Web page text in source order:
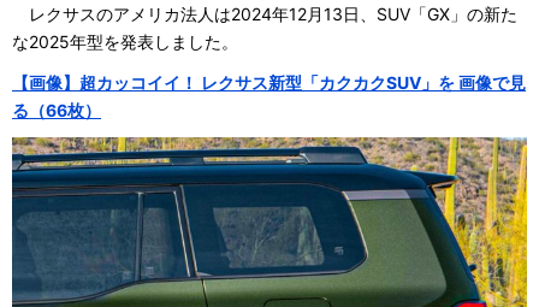
レクサスのアメリカ法人は2024年12月13日、SUV「GX」の新た
な2025年型を発表しました。
【画像】超カッコイイ！ レクサス新型「カクカクSUV」を 画像で見
る（66枚）